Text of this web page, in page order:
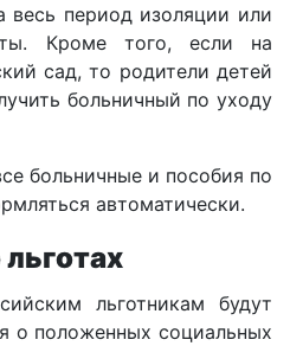
весь период изоляции или
Кроме того, если на
сад, то родители детей
больничный по уходу
больничные и пособия по
автоматически.
льготникам будут
о положенных социальных